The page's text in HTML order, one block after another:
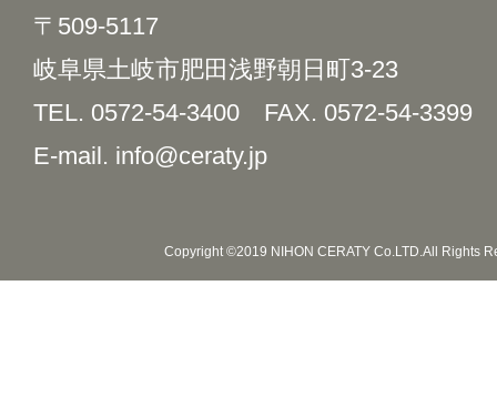
〒509-5117
岐阜県土岐市肥田浅野朝日町3-23
TEL. 0572-54-3400 FAX. 0572-54-3399
E-mail. info@ceraty.jp
Copyright ©2019 NIHON CERATY Co.LTD.All Rights